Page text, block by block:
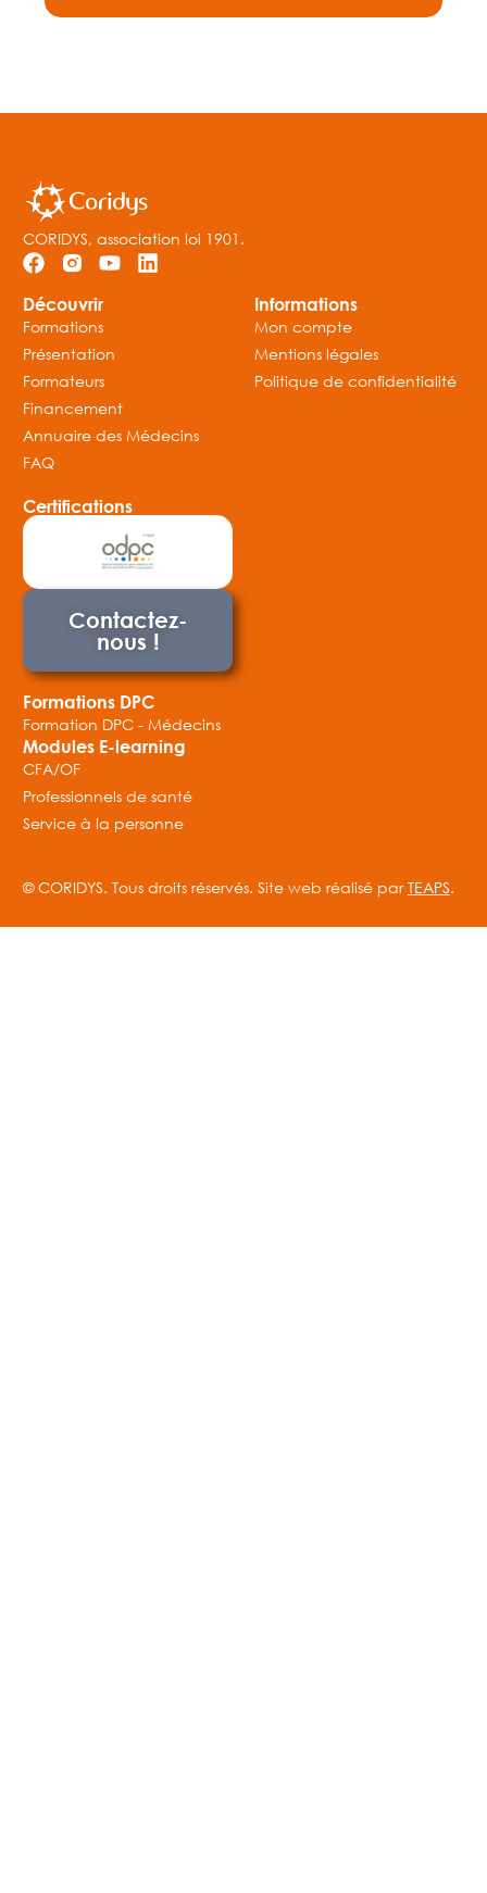
CORIDYS, association loi 1901.
Formations DPC
Formation DPC - Médecins
Modules E-learning
CFA/OF
Professionnels de santé
Service à la personne
Découvrir
Formations
Présentation
Formateurs
Financement
Annuaire des Médecins
FAQ
Informations
Mon compte
Mentions légales
Politique de confidentialité
Certifications
Contactez-
nous !
© CORIDYS. Tous droits réservés. Site web réalisé parTEAPS.